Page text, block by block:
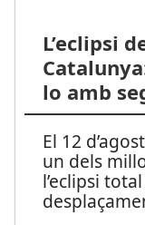
L’eclipsi
lo amb
El 12
un dels
l’eclipsi